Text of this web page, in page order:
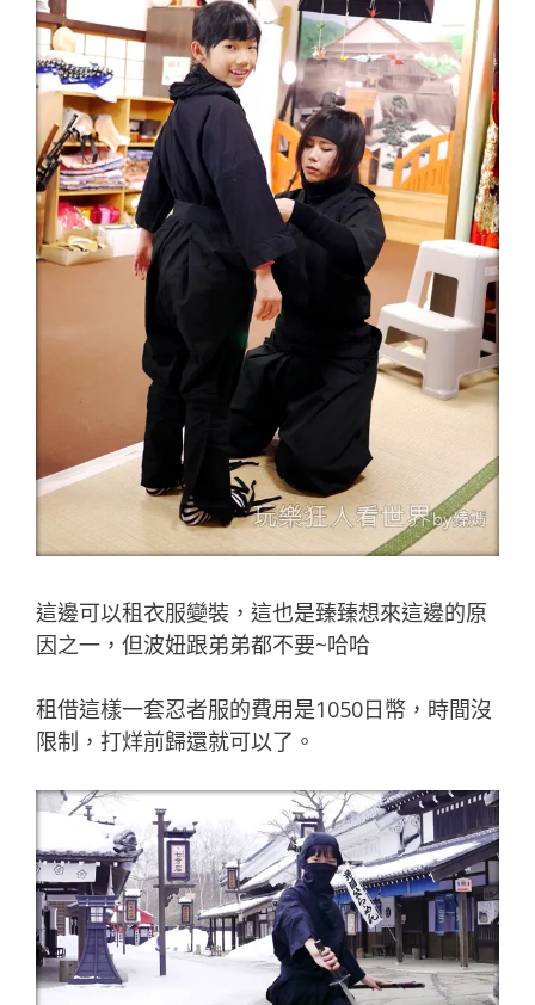
這邊可以租衣服變裝，這也是臻臻想來這邊的原
因之一，但波妞跟弟弟都不要~哈哈
租借這樣一套忍者服的費用是1050日幣，時間沒
限制，打烊前歸還就可以了。